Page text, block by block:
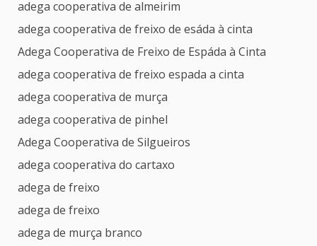
adega cooperativa de almeirim
adega cooperativa de freixo de esáda à cinta
Adega Cooperativa de Freixo de Espáda à Cinta
adega cooperativa de freixo espada a cinta
adega cooperativa de murça
adega cooperativa de pinhel
Adega Cooperativa de Silgueiros
adega cooperativa do cartaxo
adega de freixo
adega de freixo
adega de murça branco